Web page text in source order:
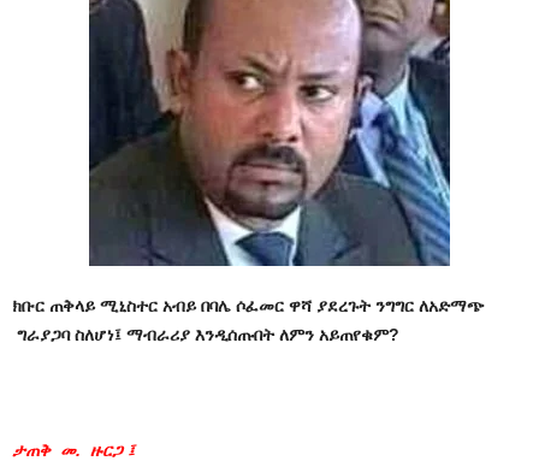
ክቡር ጠቅላይ ሚኒስተር አብይ በባሌ ሶፈመር ዋሻ ያደረጉት ንግግር ለአድማጭ
ግራያጋባ ስለሆነ፤ ማብራሪያ እንዲሰጡበት ለምን አይጠየቁም?
ታጠቅ መ. ዙርጋ ፤